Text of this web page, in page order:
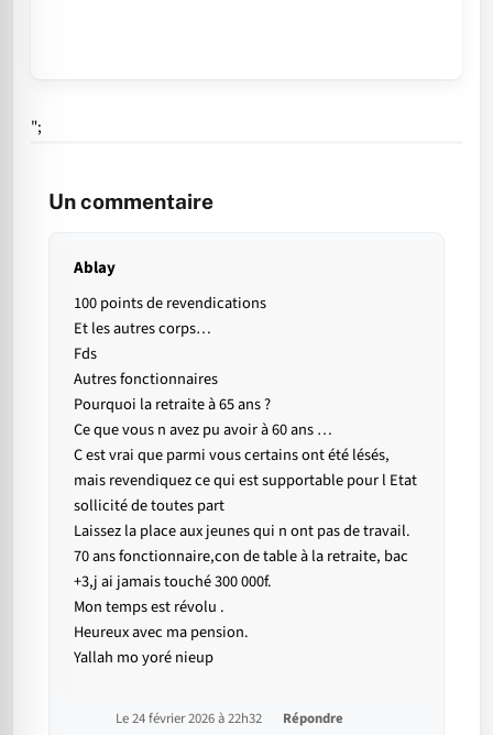
";
Un commentaire
Ablay
100 points de revendications
Et les autres corps…
Fds
Autres fonctionnaires
Pourquoi la retraite à 65 ans ?
Ce que vous n avez pu avoir à 60 ans …
C est vrai que parmi vous certains ont été lésés,
mais revendiquez ce qui est supportable pour l Etat
sollicité de toutes part
Laissez la place aux jeunes qui n ont pas de travail.
70 ans fonctionnaire,con de table à la retraite, bac
+3,j ai jamais touché 300 000f.
Mon temps est révolu .
Heureux avec ma pension.
Yallah mo yoré nieup
Le 24 février 2026 à 22h32 Répondre